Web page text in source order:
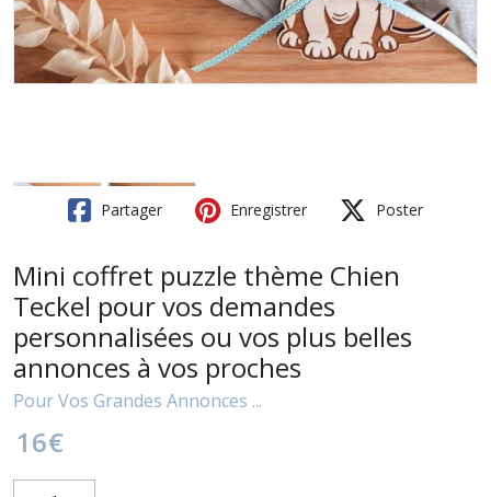
Partager Enregistrer Poster
Mini coffret puzzle thème Chien
Teckel pour vos demandes
personnalisées ou vos plus belles
annonces à vos proches
Pour Vos Grandes Annonces ...
16€